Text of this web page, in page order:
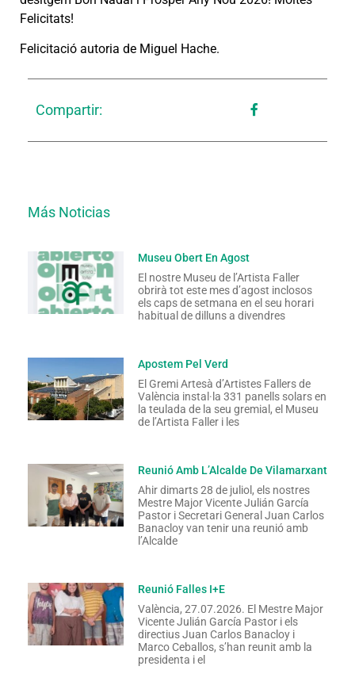
Felicitats!
Felicitació autoria de Miguel Hache.
Compartir:
Más Noticias
Museu Obert En Agost
El nostre Museu de l’Artista Faller
obrirà tot este mes d’agost inclosos
els caps de setmana en el seu horari
habitual de dilluns a divendres
Apostem Pel Verd
El Gremi Artesà d’Artistes Fallers de
València instal·la 331 panells solars en
la teulada de la seu gremial, el Museu
de l’Artista Faller i les
Reunió Amb L’Alcalde De Vilamarxant
Ahir dimarts 28 de juliol, els nostres
Mestre Major Vicente Julián García
Pastor i Secretari General Juan Carlos
Banacloy van tenir una reunió amb
l’Alcalde
Reunió Falles I+E
València, 27.07.2026. El Mestre Major
Vicente Julián García Pastor i els
directius Juan Carlos Banacloy i
Marco Ceballos, s’han reunit amb la
presidenta i el